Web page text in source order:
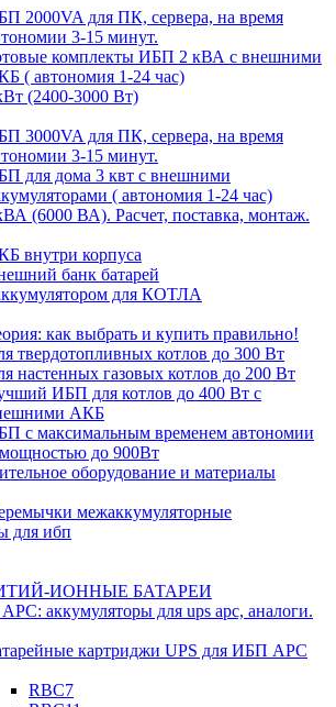
2000VA для ПК, сервера, на время
3-15 минут.
комплекты ИБП 2 кВА с внешними
( автономия 1-24 час)
(2400-3000 Вт)
3000VA для ПК, сервера, на время
3-15 минут.
для дома 3 квт с внешними
( автономия 1-24 час)
(6000 ВА). Расчет, поставка, монтаж.
внутри корпуса
банк батарей
для КОТЛА
как выбрать и купить правильно!
твердотопливных котлов до 300 Вт
настенных газовых котлов до 200 Вт
ИБП для котлов до 400 Вт с
АКБ
с максимальным временем автономии
до 900Вт
оборудование и материалы
межаккумуляторные
для ибп
ИОННЫЕ БАТАРЕИ
APC: аккумуляторы для ups apc, аналоги.
картриджи UPS для ИБП APC
RBC7